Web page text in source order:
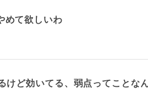
めて欲しいわ
けど効いてる、弱点ってことな